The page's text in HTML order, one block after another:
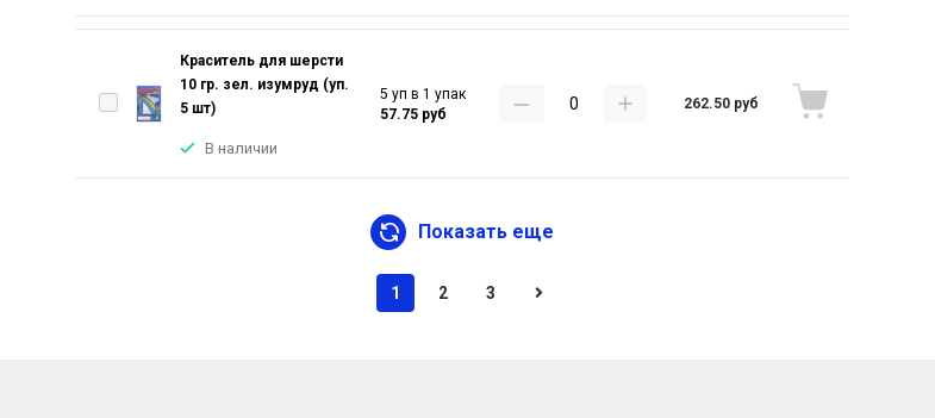
Краситель для шерсти
10 гр. зел. изумруд (уп.
5 шт)
В наличии
5 уп в 1 упак
57.75 руб
262.50 руб
Показать еще
1 2 3